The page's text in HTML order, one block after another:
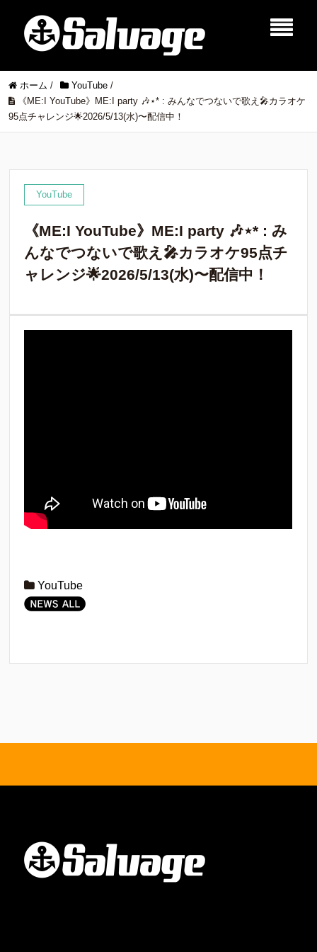
ホーム / YouTube /
《ME:I YouTube》ME:I party 🎶⋆* : みんなでつないで歌え🎤カラオケ
95点チャレンジ🌟2026/5/13(水)〜配信中！
YouTube
《ME:I YouTube》ME:I party 🎶⋆* : み
んなでつないで歌え🎤カラオケ95点チ
ャレンジ🌟2026/5/13(水)〜配信中！
YouTube